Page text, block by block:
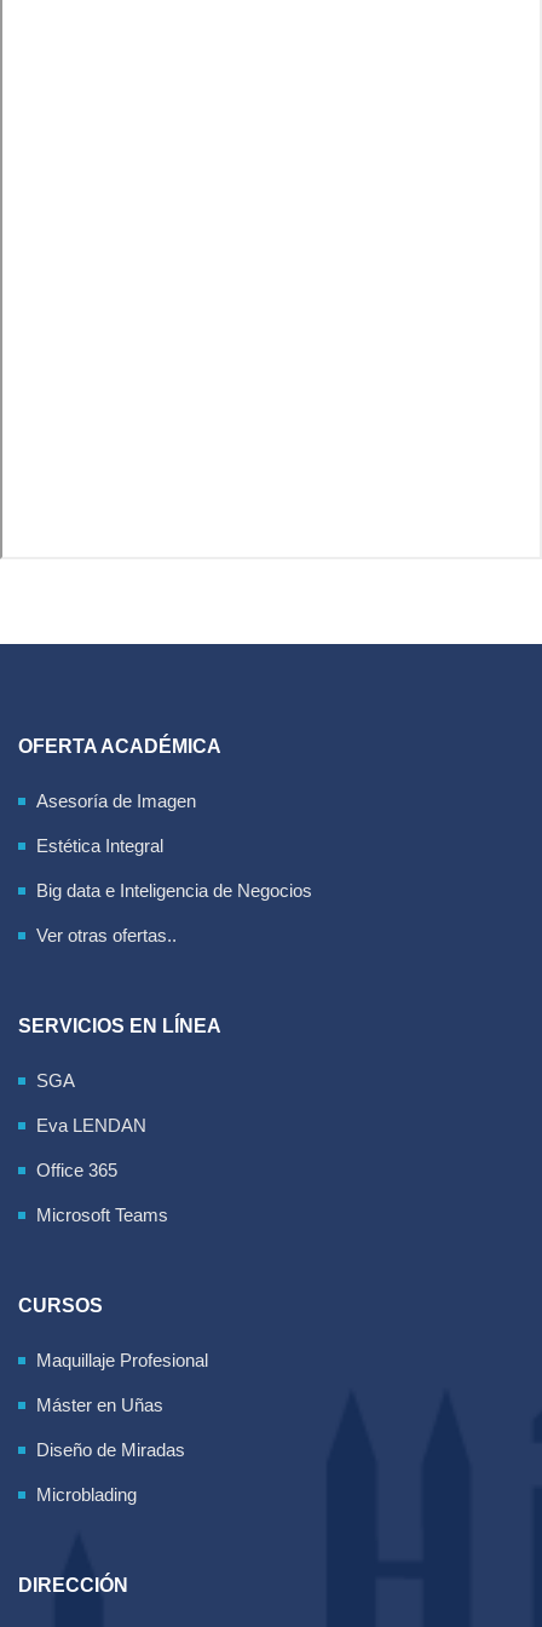
OFERTA ACADÉMICA
Asesoría de Imagen
Estética Integral
Big data e Inteligencia de Negocios
Ver otras ofertas..
SERVICIOS EN LÍNEA
SGA
Eva LENDAN
Office 365
Microsoft Teams
CURSOS
Maquillaje Profesional
Máster en Uñas
Diseño de Miradas
Microblading
DIRECCIÓN